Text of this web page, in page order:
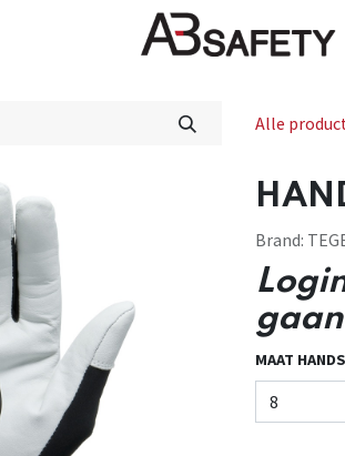
Winkel CE
Alle
Brand:
gaan
MAAT